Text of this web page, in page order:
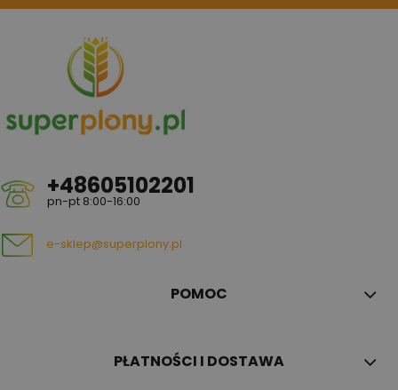
+48605102201
pn-pt 8:00-16:00
e-sklep@superplony.pl
POMOC
PŁATNOŚCI I DOSTAWA